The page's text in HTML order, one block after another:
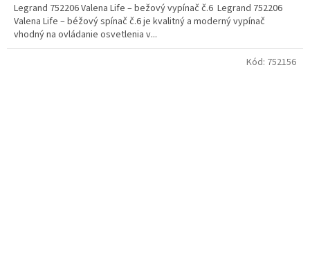
Legrand 752206 Valena Life – bežový vypínač č.6 Legrand 752206
Valena Life – béžový spínač č.6 je kvalitný a moderný vypínač
vhodný na ovládanie osvetlenia v...
Kód: 752156